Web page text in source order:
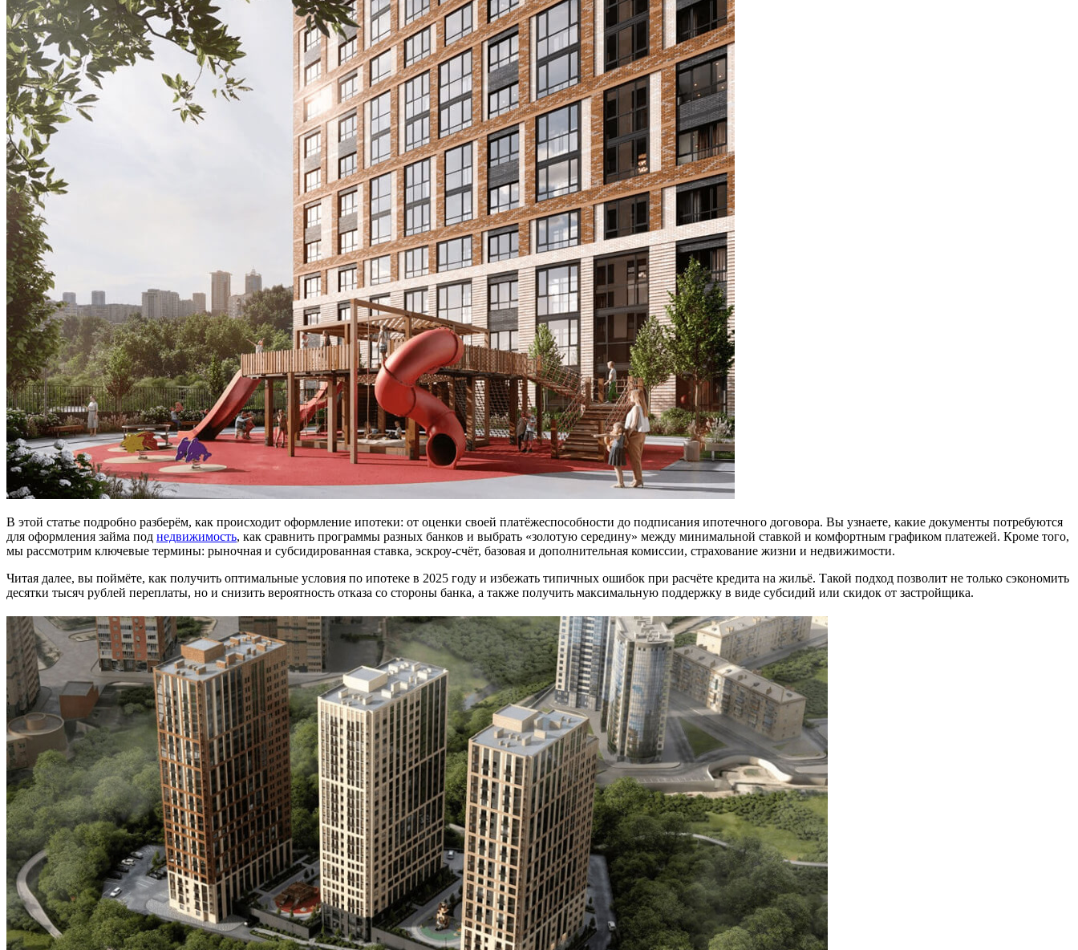
В этой статье подробно разберём, как происходит оформление ипотеки: от оценки своей платёжеспособности до подписания ипотечного договора. Вы узнаете, какие документы потребуются
для оформления займа под недвижимость, как сравнить программы разных банков и выбрать «золотую середину» между минимальной ставкой и комфортным графиком платежей. Кроме того,
мы рассмотрим ключевые термины: рыночная и субсидированная ставка, эскроу-счёт, базовая и дополнительная комиссии, страхование жизни и недвижимости.
Читая далее, вы поймёте, как получить оптимальные условия по ипотеке в 2025 году и избежать типичных ошибок при расчёте кредита на жильё. Такой подход позволит не только сэкономить
десятки тысяч рублей переплаты, но и снизить вероятность отказа со стороны банка, а также получить максимальную поддержку в виде субсидий или скидок от застройщика.